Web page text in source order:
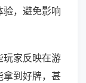
，避免影响
玩家反映在游
拿到好牌，甚